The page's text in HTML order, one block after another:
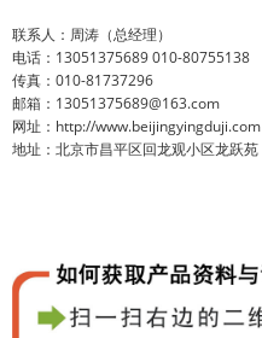
联系人 ： 周涛（总经理）
电话 ： 13051375689 010-80755138
传真：010-81737296
邮箱：13051375689@163.com
网址：http://www.beijingyingduji.com
地址：北京市昌平区回龙观小区龙跃苑